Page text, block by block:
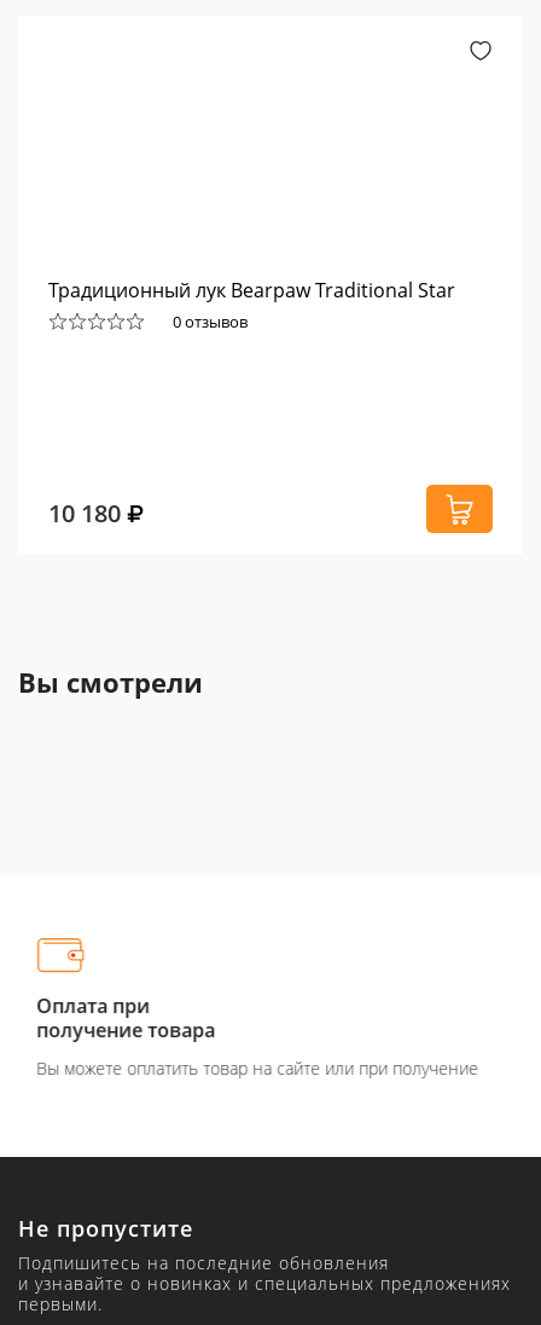
Традиционный лук Bearpaw Traditional Star
0 отзывов
10 180
Вы смотрели
Оплата при
получение товара
Вы можете оплатить товар на сайте или при получение
Не пропустите
Подпишитесь на последние обновления
и узнавайте о новинках и специальных предложениях
первыми.